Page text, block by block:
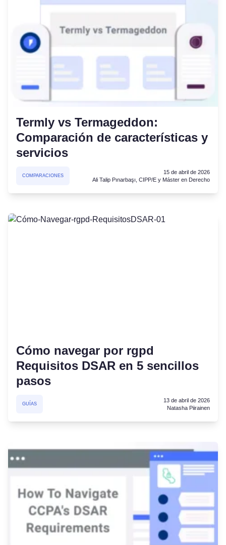
Termly vs Termageddon:
Comparación de características y
servicios
COMPARACIONES
15 de abril de 2026
Ali Talip Pınarbaşı, CIPP/E y Máster en Derecho
Cómo navegar por rgpd
Requisitos DSAR en 5 sencillos
pasos
GUÍAS
13 de abril de 2026
Natasha Piirainen